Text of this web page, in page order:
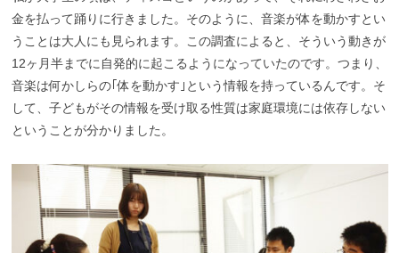
金を払って踊りに行きました。そのように、音楽が体を動かすとい
うことは大人にも見られます。この調査によると、そういう動きが
12ヶ月半までに自発的に起こるようになっていたのです。つまり、
音楽は何かしらの｢体を動かす｣という情報を持っているんです。そ
して、子どもがその情報を受け取る性質は家庭環境には依存しない
ということが分かりました。